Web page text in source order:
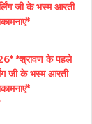
जी के भस्म आरती
*श्रावण के पहले
जी के भस्म आरती